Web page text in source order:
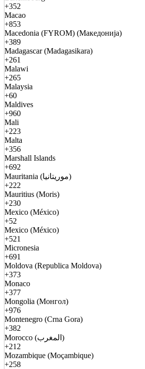
+352
Macao
+853
Macedonia (FYROM) (Македонија)
+389
Madagascar (Madagasikara)
+261
Malawi
+265
Malaysia
+60
Maldives
+960
Mali
+223
Malta
+356
Marshall Islands
+692
Mauritania (موريتانيا)
+222
Mauritius (Moris)
+230
Mexico (México)
+52
Mexico (México)
+521
Micronesia
+691
Moldova (Republica Moldova)
+373
Monaco
+377
Mongolia (Монгол)
+976
Montenegro (Crna Gora)
+382
Morocco (المغرب)
+212
Mozambique (Moçambique)
+258